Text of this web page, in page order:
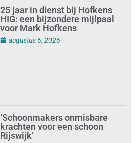
25 jaar in dienst bij Hofkens
HIG: een bijzondere mijlpaal
voor Mark Hofkens
augustus 6, 2026
‘Schoonmakers onmisbare
krachten voor een schoon
Rijswijk’